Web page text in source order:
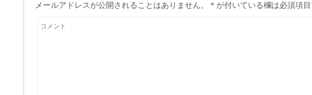
メールアドレスが公開されることはありません。 * が付いている欄は必須項